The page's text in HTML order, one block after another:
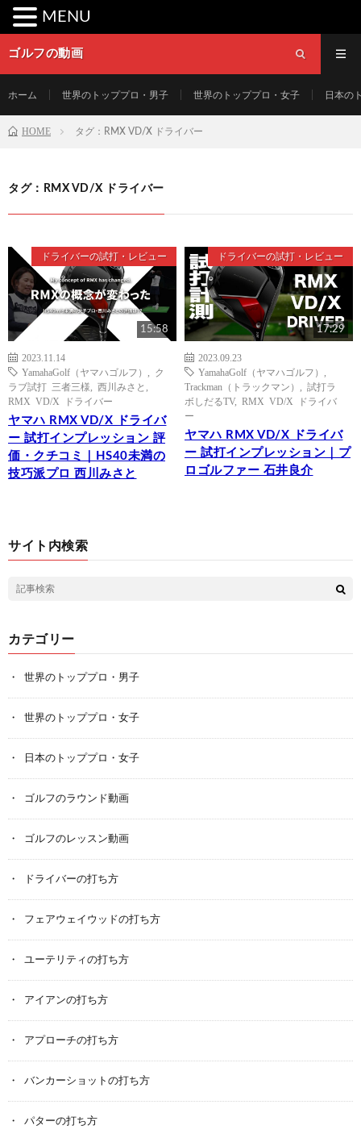
ゴルフの動画
ホーム 世界のトッププロ・男子 世界のトッププロ・女子 日本の
HOME タグ：RMX VD/X ドライバー
タグ：RMX VD/X ドライバー
ドライバーの試打・レビュー
15:58
2023.11.14
YamahaGolf（ヤマハゴルフ）
ク
ラブ試打 三者三様
西川みさと
RMX VD/X ドライバー
ヤマハ RMX VD/X ドライバ
ー 試打インプレッション 評
価・クチコミ｜HS40未満の
技巧派プロ 西川みさと
ドライバーの試打・レビュー
17:29
2023.09.23
YamahaGolf（ヤマハゴルフ）
Trackman（トラックマン）
試打ラ
ボしだるTV, RMX VD/X ドライバ
ー
ヤマハ RMX VD/X ドライバ
ー 試打インプレッション｜プ
ロゴルファー 石井良介
サイト内検索
カテゴリー
世界のトッププロ・男子
世界のトッププロ・女子
日本のトッププロ・女子
ゴルフのラウンド動画
ゴルフのレッスン動画
ドライバーの打ち方
フェアウェイウッドの打ち方
ユーテリティの打ち方
アイアンの打ち方
アプローチの打ち方
バンカーショットの打ち方
パターの打ち方
MENU